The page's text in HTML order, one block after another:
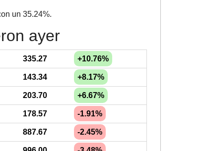
un 35.24%.
ayer
335.27 +10.76%
143.34 +8.17%
203.70 +6.67%
178.57 -1.91%
887.67 -2.45%